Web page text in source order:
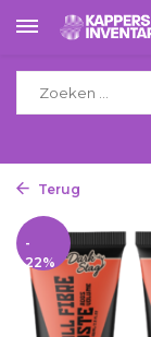
Terug
-
22%